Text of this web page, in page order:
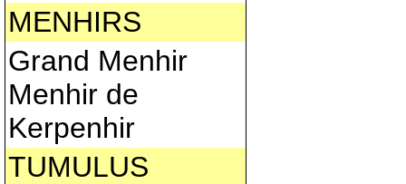
MENHIRS
Grand Menhir
Menhir de
Kerpenhir
TUMULUS